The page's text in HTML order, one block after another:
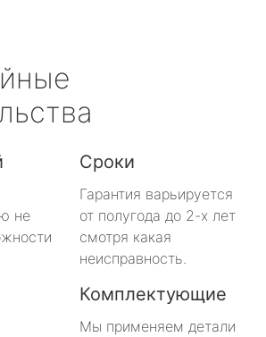
не
Сроки
Гарантия варьируется
от полугода до 2-х лет
смотря какая
неисправность.
Комплектующие
Мы применяем детали